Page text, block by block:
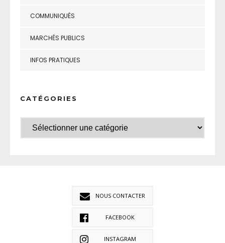
COMMUNIQUÉS
MARCHÉS PUBLICS
INFOS PRATIQUES
CATÉGORIES
NOUS CONTACTER
FACEBOOK
INSTAGRAM